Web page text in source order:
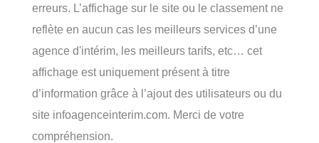
erreurs. L’affichage sur le site ou le classement ne
reflète en aucun cas les meilleurs services d’une
agence d'intérim, les meilleurs tarifs, etc… cet
affichage est uniquement présent à titre
d’information grâce à l’ajout des utilisateurs ou du
site infoagenceinterim.com. Merci de votre
compréhension.